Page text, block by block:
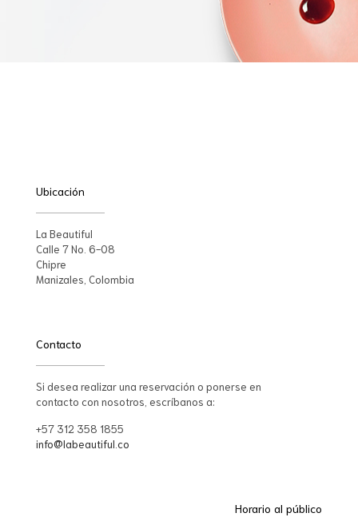
Ubicación
La Beautiful
Calle 7 No. 6-08
Chipre
Manizales, Colombia
Contacto
Si desea realizar una reservación o ponerse en
contacto con nosotros, escríbanos a:
+57 312 358 1855
info@labeautiful.co
Horario al público